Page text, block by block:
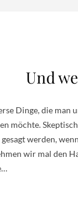
Und
Dinge, die man
möchte.
werden,
wir mal den